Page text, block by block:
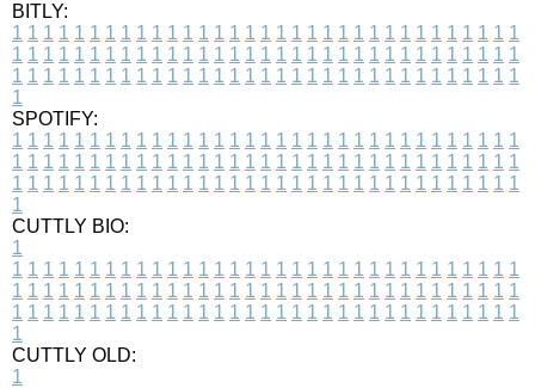
BITLY:
1 1 1 1 1 1 1 1 1 1 1 1 1 1 1 1 1 1 1 1 1 1 1 1 1 1 1 1 1 1 1 1 1
1 1 1 1 1 1 1 1 1 1 1 1 1 1 1 1 1 1 1 1 1 1 1 1 1 1 1 1 1 1 1 1 1
1 1 1 1 1 1 1 1 1 1 1 1 1 1 1 1 1 1 1 1 1 1 1 1 1 1 1 1 1 1 1 1 1
1
SPOTIFY:
1 1 1 1 1 1 1 1 1 1 1 1 1 1 1 1 1 1 1 1 1 1 1 1 1 1 1 1 1 1 1 1 1
1 1 1 1 1 1 1 1 1 1 1 1 1 1 1 1 1 1 1 1 1 1 1 1 1 1 1 1 1 1 1 1 1
1 1 1 1 1 1 1 1 1 1 1 1 1 1 1 1 1 1 1 1 1 1 1 1 1 1 1 1 1 1 1 1 1
1
CUTTLY BIO:
1
1 1 1 1 1 1 1 1 1 1 1 1 1 1 1 1 1 1 1 1 1 1 1 1 1 1 1 1 1 1 1 1 1
1 1 1 1 1 1 1 1 1 1 1 1 1 1 1 1 1 1 1 1 1 1 1 1 1 1 1 1 1 1 1 1 1
1 1 1 1 1 1 1 1 1 1 1 1 1 1 1 1 1 1 1 1 1 1 1 1 1 1 1 1 1 1 1 1 1
1
CUTTLY OLD:
1